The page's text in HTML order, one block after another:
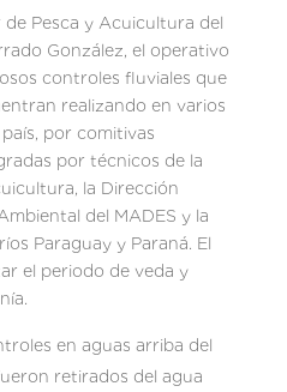
Pesca y Acuicultura del
González, el operativo
controles fluviales que
realizando en varios
por comitivas
por técnicos de la
la Dirección
del MADES y la
Paraguay y Paraná. El
el periodo de veda y
en aguas arriba del
retirados del agua